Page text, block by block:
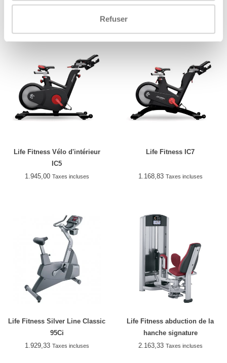
Refuser
2.799,00Taxes incluses
934,83Taxes incluses
Life Fitness Vélo d'intérieur
IC5
1.945,00 Taxes incluses
Life Fitness IC7
1.168,83 Taxes incluses
Life Fitness Silver Line Classic
95Ci
1.929,33 Taxes incluses
Life Fitness abduction de la
hanche signature
2.163,33 Taxes incluses